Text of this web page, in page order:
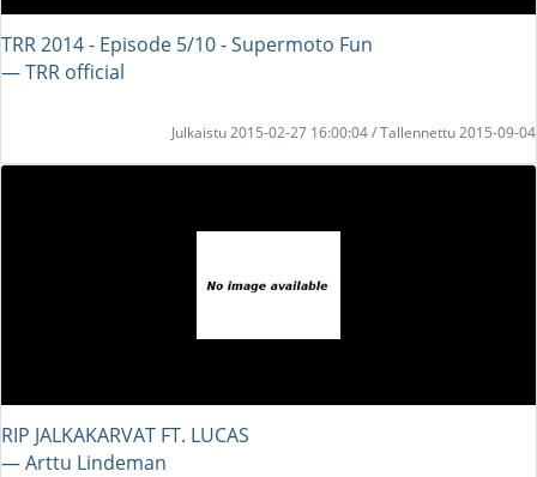
TRR 2014 - Episode 5/10 - Supermoto Fun
― TRR official
Julkaistu 2015-02-27 16:00:04 / Tallennettu 2015-09-04
RIP JALKAKARVAT FT. LUCAS
― Arttu Lindeman